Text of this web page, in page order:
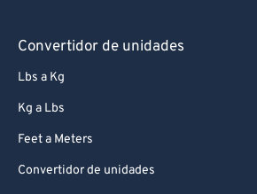
Convertidor de unidades
Lbs a Kg
Kg a Lbs
Feet a Meters
Convertidor de unidades